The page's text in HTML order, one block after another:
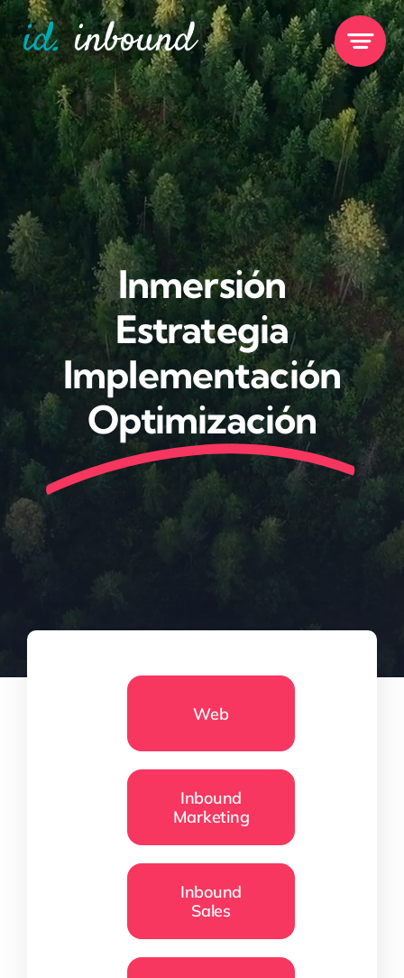
Skip
to
content
Inmersión
Estrategia
Implementación
Optimización
Web
Inbound
Marketing
Inbound
Sales